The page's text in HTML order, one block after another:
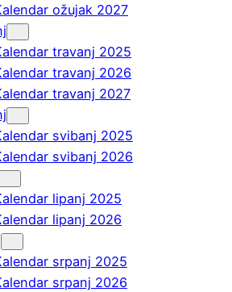
ožujak 2027
travanj 2025
travanj 2026
travanj 2027
svibanj 2025
svibanj 2026
lipanj 2025
lipanj 2026
srpanj 2025
srpanj 2026